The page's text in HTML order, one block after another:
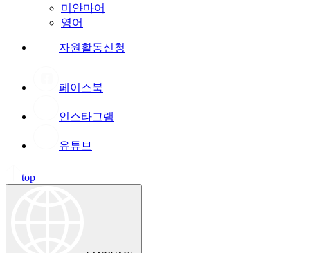
미얀마어
영어
자원활동신청
페이스북
인스타그램
유튜브
top